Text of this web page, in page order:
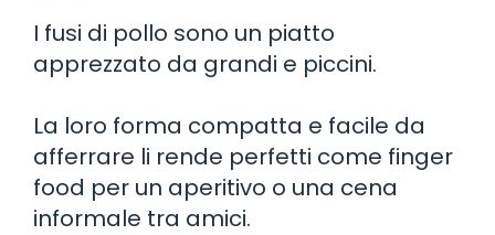
I fusi di pollo sono un piatto
apprezzato da grandi e piccini.
La loro forma compatta e facile da
afferrare li rende perfetti come finger
food per un aperitivo o una cena
informale tra amici.